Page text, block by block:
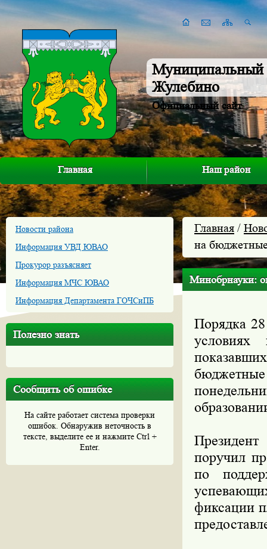
Муниципальный
Жулебино
Официальный сайт
Главная Наш район
Новости района
Информация УВД ЮВАО
Прокурор разъясняет
Информация МЧС ЮВАО
Информация Департамента ГОЧСиПБ
Полезно знать
Сообщить об ошибке
На сайте работает система проверки
ошибок. Обнаружив неточность в
тексте, выделите ее и нажмите Ctrl +
Enter.
Главная /
на
Минобрнауки:
Порядка
поручил
по
фиксации